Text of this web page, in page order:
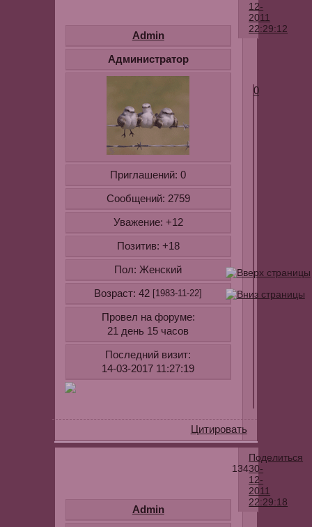
12-
2011
22:29:12
Admin
Администратор
Приглашений: 0
Сообщений: 2759
Уважение: +12
Позитив: +18
Пол: Женский
Возраст: 42 [1983-11-22]
Провел на форуме:
21 день 15 часов
Последний визит:
14-03-2017 11:27:19
0
Цитировать
Поделиться
13430-
12-
2011
22:29:18
Admin